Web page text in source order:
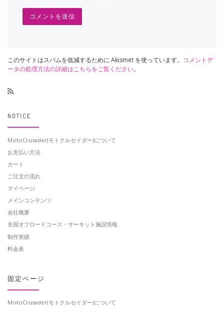
このサイトはスパムを低減するために Akismet を使っています。 コメントデ
ータの処理方法の詳細はこちらをご覧ください。
NOTICE
MotoCrusader(モトクルセイダー)について
お支払い方法
カート
ご注文の流れ
マイページ
メインコンテンツ
会社概要
全国オフロードコース・サーキット施設情報
制作実績
料金表
固定ページ
MotoCrusader(モトクルセイダー)について